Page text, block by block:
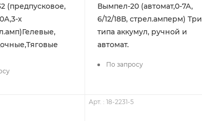
(предпусковое,
х
Вымпел-20 (автомат,0-7А,
6/12/18В, стрел.амперм) Три
типа аккумул, ручной и
автомат.
По запросу
Арт. : 18-2231-5